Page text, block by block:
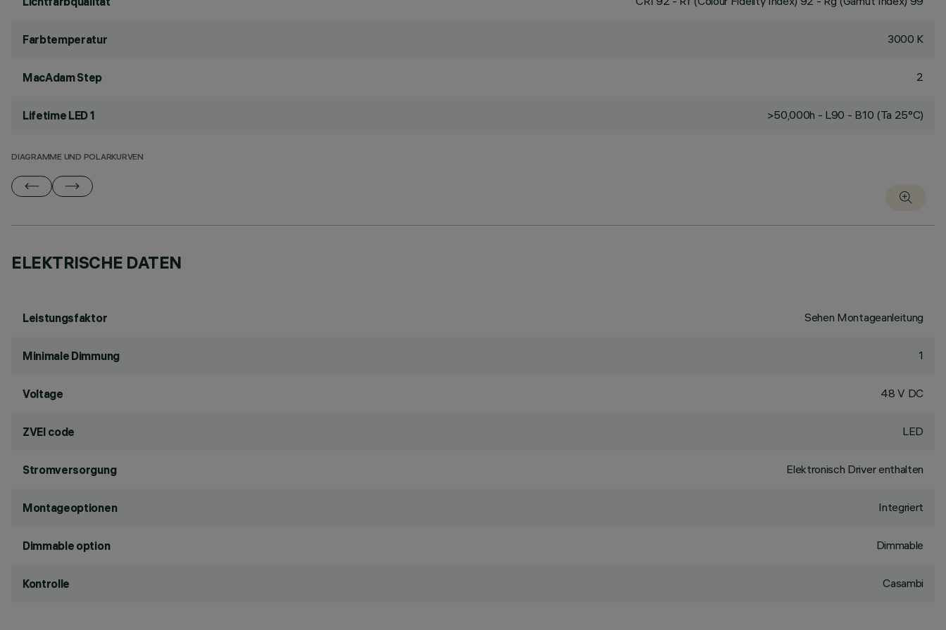
Farbtemperatur 3000 K
MacAdam Step 2
Lifetime LED 1 >50,000h - L90 - B10 (Ta 25°C)
DIAGRAMME UND POLARKURVEN
ELEKTRISCHE DATEN
Leistungsfaktor Sehen Montageanleitung
Minimale Dimmung 1
Voltage 48 V DC
ZVEI code LED
Stromversorgung Elektronisch Driver enthalten
Montageoptionen Integriert
Dimmable option Dimmable
Kontrolle Casambi